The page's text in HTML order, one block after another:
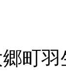
町羽